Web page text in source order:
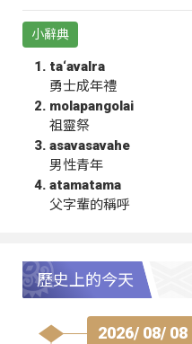
小辭典
ta‘avalra
勇士成年禮
molapangolai
祖靈祭
asavasavahe
男性青年
atamatama
父字輩的稱呼
歷史上的今天
2026/ 08/ 08